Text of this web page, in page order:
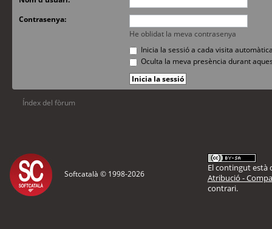
Contrasenya:
He oblidat la meva contrasenya
Inicia la sessió a cada visita
Oculta la meva presència durant
Índex del fòrum
Softcatalà © 1998-2026
El contingut està
Atribució -
contrari.